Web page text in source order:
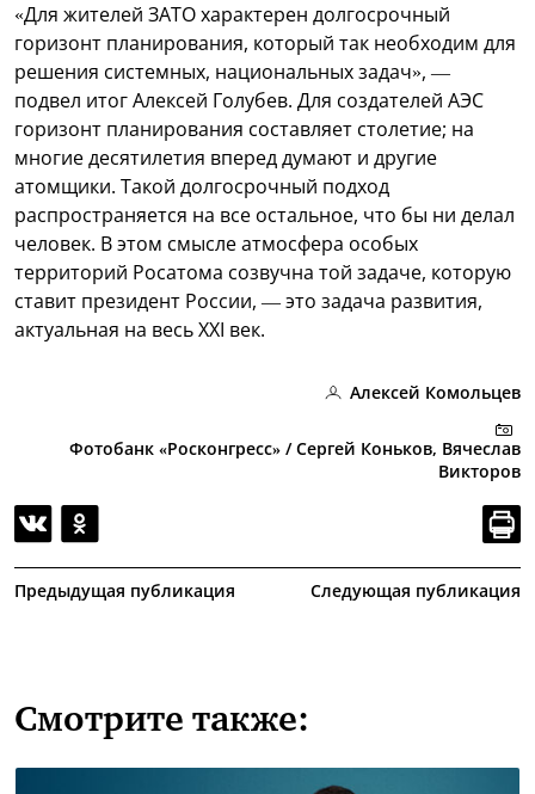
«Для жителей ЗАТО характерен долгосрочный
горизонт планирования, который так необходим для
решения системных, национальных задач», —
подвел итог Алексей Голубев. Для создателей АЭС
горизонт планирования составляет столетие; на
многие десятилетия вперед думают и другие
атомщики. Такой долгосрочный подход
распространяется на все остальное, что бы ни делал
человек. В этом смысле атмосфера особых
территорий Росатома созвучна той задаче, которую
ставит президент России, — это задача развития,
актуальная на весь XXI век.
Алексей Комольцев
Фотобанк «Росконгресс» / Сергей Коньков, Вячеслав
Викторов
Предыдущая публикация Следующая публикация
Смотрите также: